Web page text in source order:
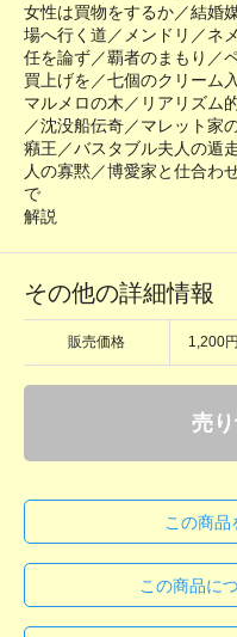
女性は買物をするか／結婚
場へ行く道／メンドリ／ネ
任を論ず／覇者のまもり／
買上げを／七個のクリーム
マルメロの木／リアリズム
／沈没船伝奇／マレット家
癪王／バスタブル夫人の遁
人の寡黙／博愛家と仕合わ
で
解説
その他の詳細情報
販売価格 1,200
売
この商品
この商品に